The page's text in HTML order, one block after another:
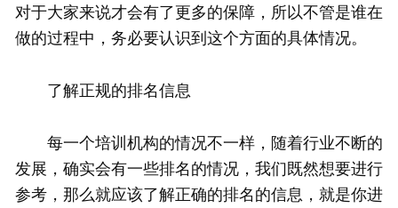
对于大家来说才会有了更多的保障，所以不管是谁在
做的过程中，务必要认识到这个方面的具体情况。
了解正规的排名信息
每一个培训机构的情况不一样，随着行业不断的
发展，确实会有一些排名的情况，我们既然想要进行
参考，那么就应该了解正确的排名的信息，就是你进